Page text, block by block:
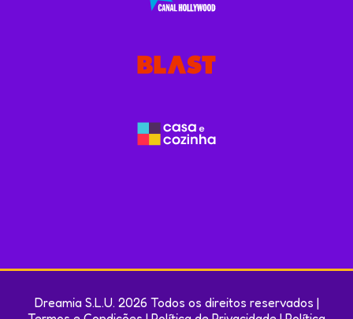
Dreamia S.L.U. 2026 Todos os direitos reservados |